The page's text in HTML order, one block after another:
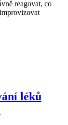
reagovat, co
léků